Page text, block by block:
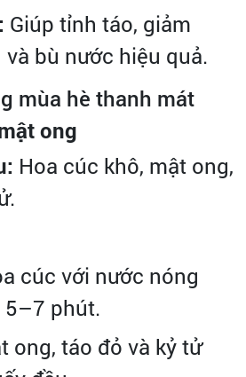
Giúp tỉnh táo, giảm
bù nước hiệu quả.
ong
Hoa cúc khô, mật ong,
cúc với nước nóng
5–7 phút.
ong, táo đỏ và kỷ tử